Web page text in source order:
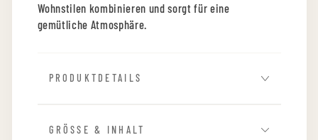
Wohnstilen kombinieren und sorgt für eine
gemütliche Atmosphäre.
PRODUKTDETAILS
GRÖSSE & INHALT